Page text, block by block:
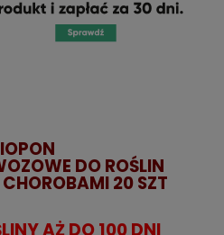
DO ROŚLIN
20 SZT